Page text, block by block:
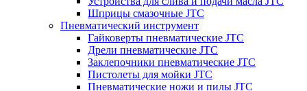
Шприцы смазочные JTC
Пневматический инструмент
Гайковерты пневматические JTC
Дрели пневматические JTC
Заклепочники пневматические JTC
Пистолеты для мойки JTC
Пневматические ножи и пилы JTC